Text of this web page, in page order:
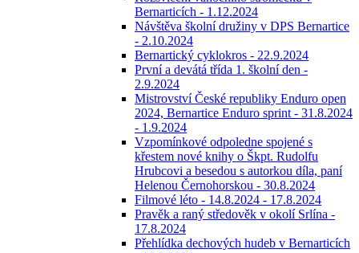
Bernarticích - 1.12.2024
Návštěva školní družiny v DPS Bernartice
- 2.10.2024
Bernartický cyklokros - 22.9.2024
První a devátá třída 1. školní den -
2.9.2024
Mistrovství České republiky Enduro open
2024, Bernartice Enduro sprint - 31.8.2024
- 1.9.2024
Vzpomínkové odpoledne spojené s
křestem nové knihy o Škpt. Rudolfu
Hrubcovi a besedou s autorkou díla, paní
Helenou Černohorskou - 30.8.2024
Filmové léto - 14.8.2024 - 17.8.2024
Pravěk a raný středověk v okolí Srlína -
17.8.2024
Přehlídka dechových hudeb v Bernarticích